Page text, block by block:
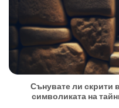
Сънувате ли скрити
символиката на